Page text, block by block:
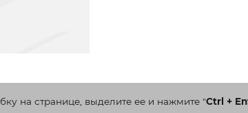
на странице, выделите ее и нажмите"Ctrl +